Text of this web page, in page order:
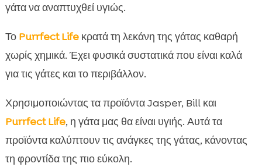
γάτα να αναπτυχθεί υγιώς.
Το Purrfect Lifeκρατά τη λεκάνη της γάτας καθαρή
χωρίς χημικά. Έχει φυσικά συστατικά που είναι καλά
για τις γάτες και το περιβάλλον.
Χρησιμοποιώντας τα προϊόντα Jasper, Bill και
Purrfect Life, η γάτα μας θα είναι υγιής. Αυτά τα
προϊόντα καλύπτουν τις ανάγκες της γάτας, κάνοντας
τη φροντίδα της πιο εύκολη.